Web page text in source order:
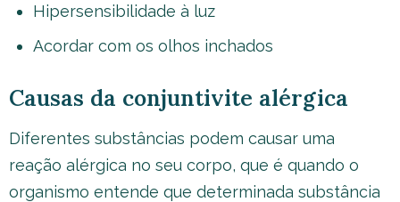
Hipersensibilidade à luz
Acordar com os olhos inchados
Causas da conjuntivite alérgica
Diferentes substâncias podem causar uma
reação alérgica no seu corpo, que é quando o
organismo entende que determinada substância